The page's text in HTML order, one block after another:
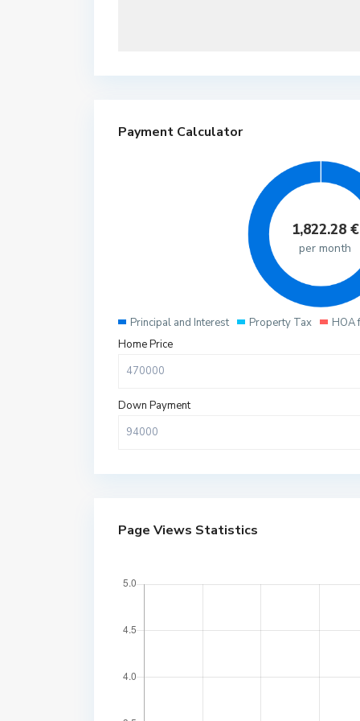
Payment Calculator
1,822.28€
per month
Principal and Interest Property Tax
HOA
Home Price
Down Payment
Page Views Statistics